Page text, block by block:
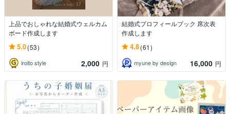
上品でおしゃれな結婚式ウェルカム
ボード作成します
5.0(53)
iroito style 2,000 円
結婚式プロフィールブック 席次表
作成します
4.8(61)
myune by design 16,000 円